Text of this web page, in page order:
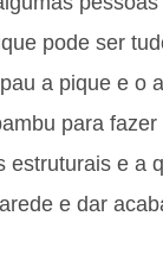
pode ser
a pique e o
para
estruturais e a
e dar